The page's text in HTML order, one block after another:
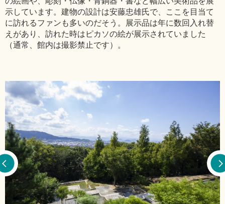
示しています。建物の設計は安藤忠雄氏で、ここを目当て
に訪れるファンも多いのだそう。展示品は年に数回入れ替
えがあり、訪れた時はピカソの絵が展示されていました
（通常、館内は撮影禁止です）。